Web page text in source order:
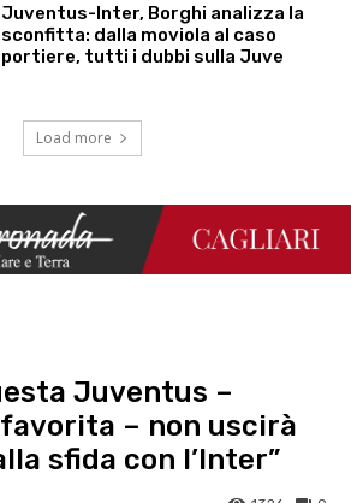
Juventus-Inter, Borghi analizza la
sconfitta: dalla moviola al caso
portiere, tutti i dubbi sulla Juve
Load more